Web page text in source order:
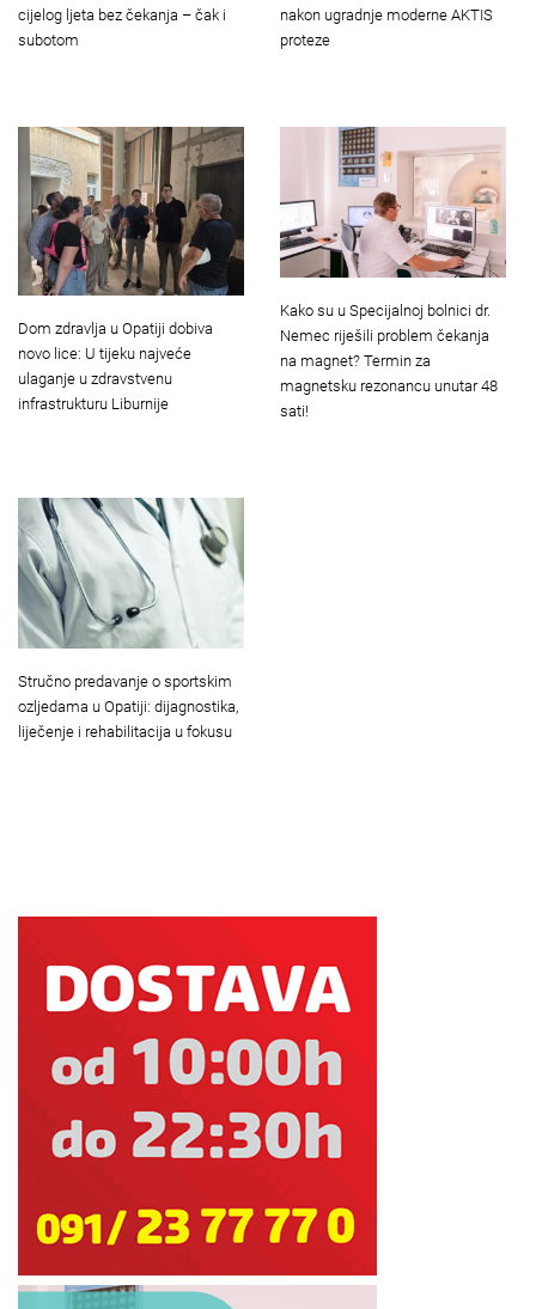
cijelog ljeta bez čekanja – čak i
subotom
nakon ugradnje moderne AKTIS
proteze
Dom zdravlja u Opatiji dobiva
novo lice: U tijeku najveće
ulaganje u zdravstvenu
infrastrukturu Liburnije
Kako su u Specijalnoj bolnici dr.
Nemec riješili problem čekanja
na magnet? Termin za
magnetsku rezonancu unutar 48
sati!
Stručno predavanje o sportskim
ozljedama u Opatiji: dijagnostika,
liječenje i rehabilitacija u fokusu